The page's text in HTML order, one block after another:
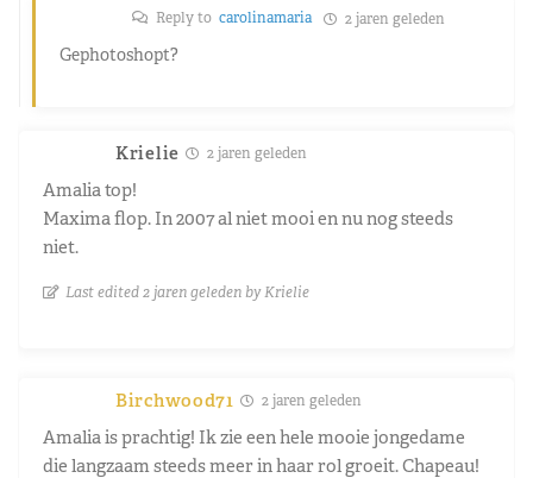
Reply to carolinamaria 2 jaren geleden
Gephotoshopt?
Krielie 2 jaren geleden
Amalia top!
Maxima flop. In 2007 al niet mooi en nu nog steeds
niet.
Last edited 2 jaren geleden by Krielie
Birchwood71 2 jaren geleden
Amalia is prachtig! Ik zie een hele mooie jongedame
die langzaam steeds meer in haar rol groeit. Chapeau!